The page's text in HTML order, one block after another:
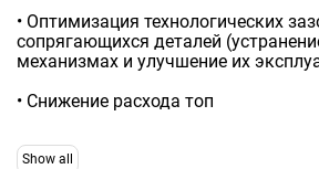
• Оптимизация технологических
сопрягающихся деталей
механизмах и улучшение их
• Снижение расхода топ
Show all